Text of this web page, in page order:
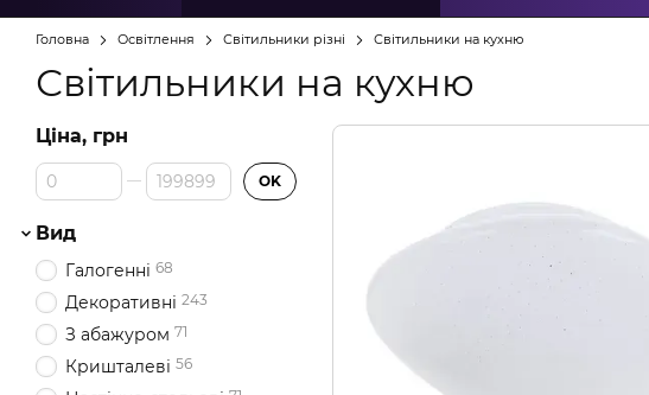
Головна Освітлення Світильники різні Світильники на кухню
Світильники на кухню
Ціна, грн
Від Ціна, грн
До Ціна, грн OK
Вид
Галогенні 68
Декоративні 243
З абажуром 71
Кришталеві 56